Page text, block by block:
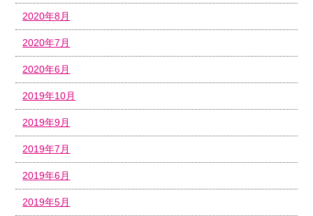
2020年8月
2020年7月
2020年6月
2019年10月
2019年9月
2019年7月
2019年6月
2019年5月